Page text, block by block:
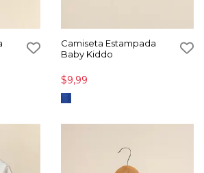
Camiseta Estampada
Baby Kiddo
$9,99